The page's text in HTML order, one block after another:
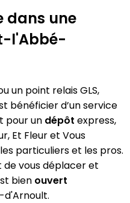
dans une
l'Abbé-
un point relais GLS,
bénéficier d’un service
pour un dépôt express,
Et Fleur et Vous
particuliers et les pros.
de vous déplacer et
bien ouvert